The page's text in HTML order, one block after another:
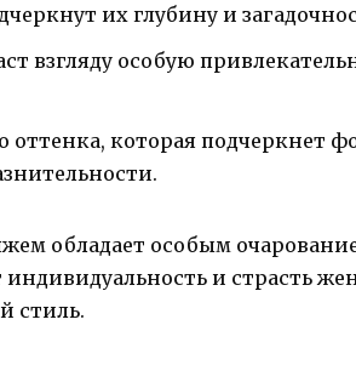
их глубину и
взгляду особую
оттенка, которая подчеркнет
обладает особым
и страсть
стиль.